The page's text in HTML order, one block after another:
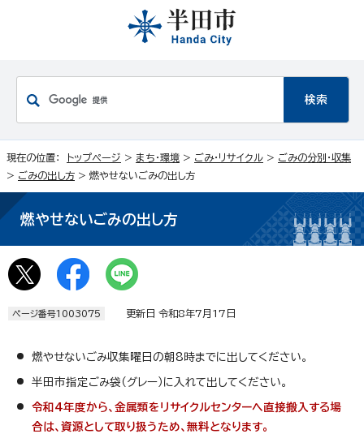
現在の位置： トップページ > まち・環境 > ごみ・リサイクル > ごみの分別・収集
> ごみの出し方 > 燃やせないごみの出し方
燃やせないごみの出し方
ページ番号1003075 更新日 令和8年7月17日
燃やせないごみ収集曜日の朝8時までに出してください。
半田市指定ごみ袋（グレー）に入れて出してください。
令和4年度から、金属類をリサイクルセンターへ直接搬入する場
合は、資源として取り扱うため、無料となります。